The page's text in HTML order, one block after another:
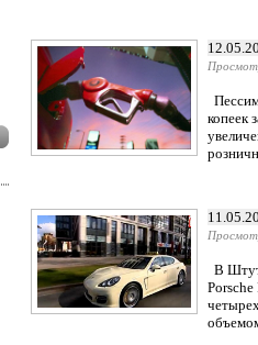
копеек
В